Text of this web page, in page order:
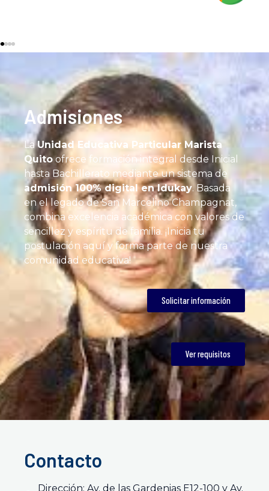
Admisiones
LaUnidad Educativa Particular Marista
Quitoofrece formación integral desde Inicial
hasta Bachillerato mediante un sistema de
admisión 100% digital en Idukay. Basada
en el legado de San Marcelino Champagnat,
combina excelencia académica con valores de
sencillez y espíritu de familia. ¡Inicia tu
postulación aquí y forma parte de nuestra
comunidad educativa!
Solicitar información
Ver requisitos
Contacto
Dirección: Av. de las Gardenias E12-100 y Av.